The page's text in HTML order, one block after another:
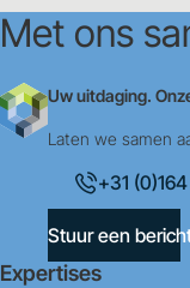
Met ons
Uw uitdaging.
Laten we samen
+31
Stuur een
Expertises